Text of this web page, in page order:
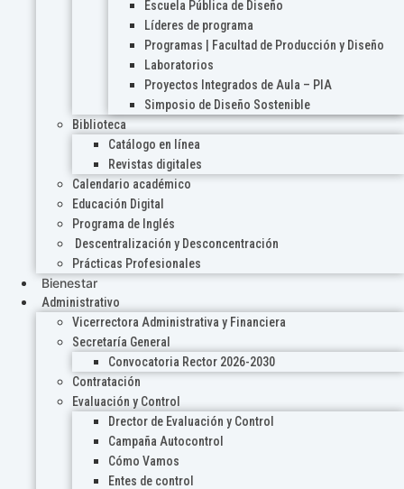
Escuela Pública de Diseño
Líderes de programa
Programas | Facultad de Producción y Diseño
Laboratorios
Proyectos Integrados de Aula – PIA
Simposio de Diseño Sostenible
Biblioteca
Catálogo en línea
Revistas digitales
Calendario académico
Educación Digital
Programa de Inglés
Descentralización y Desconcentración
Prácticas Profesionales
Bienestar
Administrativo
Vicerrectora Administrativa y Financiera
Secretaría General
Convocatoria Rector 2026-2030
Contratación
Evaluación y Control
Drector de Evaluación y Control
Campaña Autocontrol
Cómo Vamos
Entes de control